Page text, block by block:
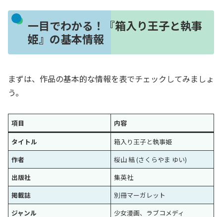
一目でわかる！『箱入り王子と執事
姫』の基本情報
まずは、作品の基本的な情報を表でチェックしてみましょ
う。
項目
内容
タイトル
箱入り王子と執事姫
作者
桜山 結 (さくらやま ゆい)
出版社
集英社
掲載誌
別冊マーガレット
ジャンル
少女漫画、ラブコメディ